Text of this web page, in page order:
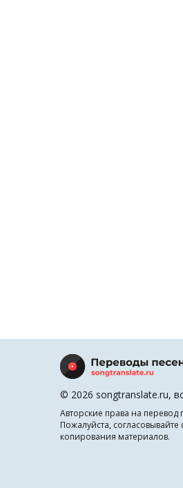
© 2026 songtranslate.ru,
Авторские права на
Пожалуйста,
копирования материалов.